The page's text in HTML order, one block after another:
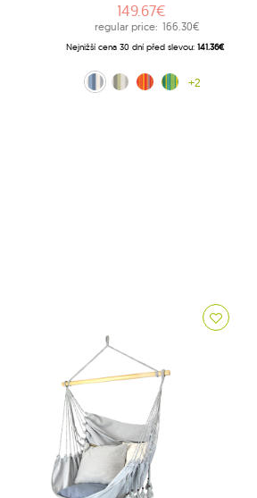
149.67€
regular price: 166.30€
Nejnižší cena 30 dní před slevou: 141.36€
bílá-modrá (13)
bílá-zelený (14)
červenooranžová (28)
Zelený (48)
+2